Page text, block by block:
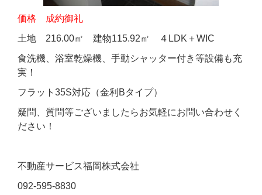
価格 成約御礼
土地 216.00㎡ 建物115.92㎡ ４LDK＋WIC
食洗機、浴室乾燥機、手動シャッター付き等設備も充
実！
フラット35S対応（金利Bタイプ）
疑問、質問等ございましたらお気軽にお問い合わせく
ださい！
不動産サービス福岡株式会社
092-595-8830